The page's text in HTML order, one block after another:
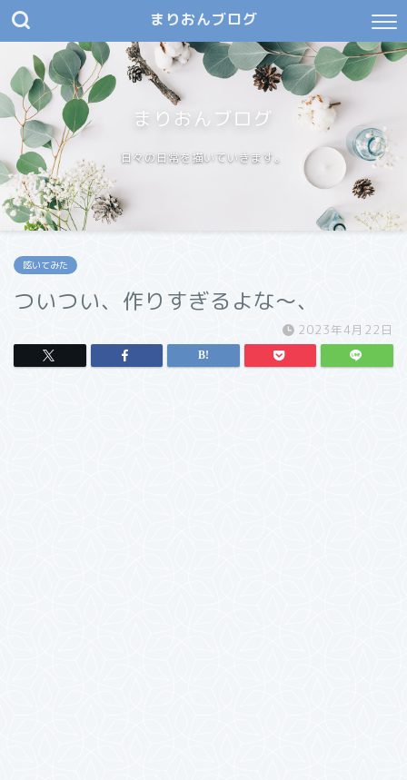
まりおんブログ
まりおんブログ
日々の日常を描いていきます。
呟いてみた
ついつい、作りすぎるよな〜、
2023年4月22日